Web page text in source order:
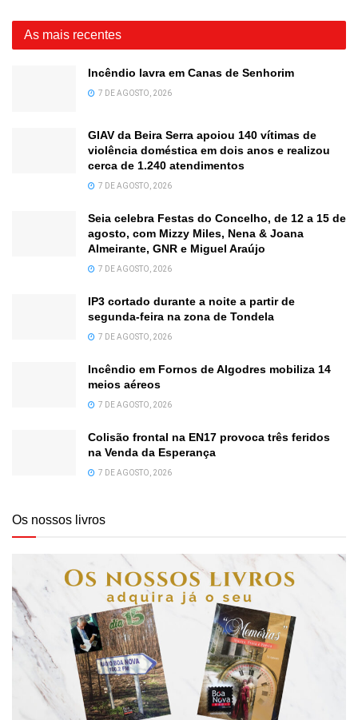
As mais recentes
Incêndio lavra em Canas de Senhorim
7 DE AGOSTO, 2026
GIAV da Beira Serra apoiou 140 vítimas de
violência doméstica em dois anos e realizou
cerca de 1.240 atendimentos
7 DE AGOSTO, 2026
Seia celebra Festas do Concelho, de 12 a 15 de
agosto, com Mizzy Miles, Nena & Joana
Almeirante, GNR e Miguel Araújo
7 DE AGOSTO, 2026
IP3 cortado durante a noite a partir de
segunda-feira na zona de Tondela
7 DE AGOSTO, 2026
Incêndio em Fornos de Algodres mobiliza 14
meios aéreos
7 DE AGOSTO, 2026
Colisão frontal na EN17 provoca três feridos
na Venda da Esperança
7 DE AGOSTO, 2026
Os nossos livros